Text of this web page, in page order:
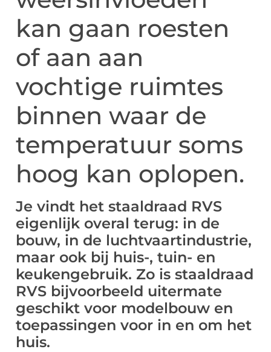
kan gaan roesten
of aan aan
vochtige ruimtes
binnen waar de
temperatuur soms
hoog kan oplopen.
Je vindt het staaldraad RVS
eigenlijk overal terug: in de
bouw, in de luchtvaartindustrie,
maar ook bij huis-, tuin- en
keukengebruik. Zo is staaldraad
RVS bijvoorbeeld uitermate
geschikt voor modelbouw en
toepassingen voor in en om het
huis.